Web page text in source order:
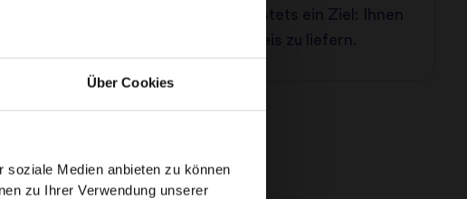
Über Cookies
Medien anbieten zu können
zu Ihrer Verwendung unserer
Über allem aber stand stets ein Ziel: Ihnen
den hochwertigsten Reis zu liefern.